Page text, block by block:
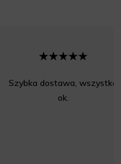
Szybka dostawa, wszystko
ok.